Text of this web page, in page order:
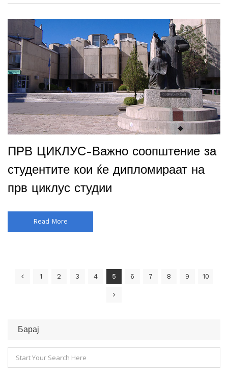
ПРВ ЦИКЛУС-Важно соопштение за
студентите кои ќе дипломираат на
прв циклус студии
Read More
1 2 3 4 5 6 7 8 9 10
Барај